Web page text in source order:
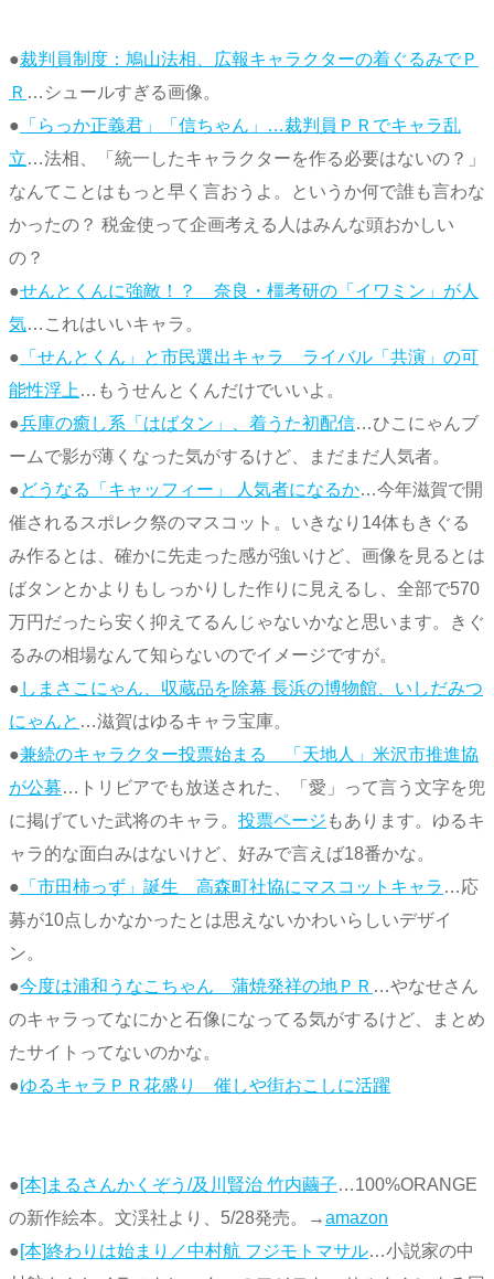
●裁判員制度：鳩山法相、広報キャラクターの着ぐるみでＰ
Ｒ …シュールすぎる画像。
● 「らっか正義君」「信ちゃん」…裁判員ＰＲでキャラ乱
立…法相、「統一したキャラクターを作る必要はないの？」
なんてことはもっと早く言おうよ。というか何で誰も言わな
かったの？ 税金使って企画考える人はみんな頭おかしい
の？
●せんとくんに強敵！？ 奈良・橿考研の「イワミン」が人
気…これはいいキャラ。
● 「せんとくん」と市民選出キャラ ライバル「共演」の可
能性浮上 …もうせんとくんだけでいいよ。
●兵庫の癒し系「はばタン」、着うた初配信…ひこにゃんブ
ームで影が薄くなった気がするけど、まだまだ人気者。
●どうなる「キャッフィー」 人気者になるか…今年滋賀で開
催されるスポレク祭のマスコット。いきなり14体もきぐる
み作るとは、確かに先走った感が強いけど、画像を見るとは
ばタンとかよりもしっかりした作りに見えるし、全部で570
万円だったら安く抑えてるんじゃないかなと思います。きぐ
るみの相場なんて知らないのでイメージですが。
● しまさこにゃん、収蔵品を除幕 長浜の博物館、いしだみつ
にゃんと …滋賀はゆるキャラ宝庫。
●兼続のキャラクター投票始まる 「天地人」米沢市推進協
が公募…トリビアでも放送された、「愛」って言う文字を兜
に掲げていた武将のキャラ。 投票ページ もあります。ゆるキ
ャラ的な面白みはないけど、好みで言えば18番かな。
● 「市田柿っず」誕生 高森町社協にマスコットキャラ …応
募が10点しかなかったとは思えないかわいらしいデザイ
ン。
●今度は浦和うなこちゃん 蒲焼発祥の地ＰＲ …やなせさん
のキャラってなにかと石像になってる気がするけど、まとめ
たサイトってないのかな。
●ゆるキャラＰＲ花盛り 催しや街おこしに活躍
●[本]まるさんかくぞう/及川賢治 竹内繭子…100%ORANGE
の新作絵本。文渓社より、5/28発売。→amazon
●[本]終わりは始まり／中村航 フジモトマサル…小説家の中